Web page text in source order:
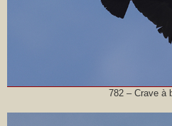
782 – Crave à